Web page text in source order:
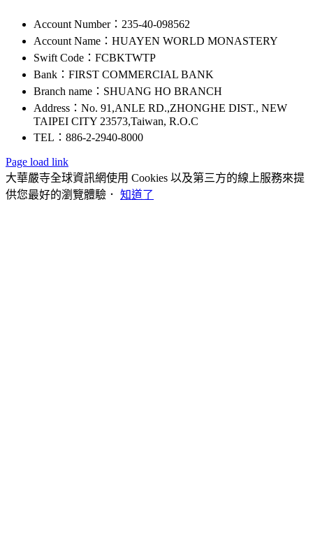
Account Number：235-40-098562
Account Name：HUAYEN WORLD MONASTERY
Swift Code：FCBKTWTP
Bank：FIRST COMMERCIAL BANK
Branch name：SHUANG HO BRANCH
Address：No. 91,ANLE RD.,ZHONGHE DIST., NEW
TAIPEI CITY 23573,Taiwan, R.O.C
TEL：886-2-2940-8000
Page load link
大華嚴寺全球資訊網使用 Cookies 以及第三方的線上服務來提
供您最好的瀏覽體驗． 知道了